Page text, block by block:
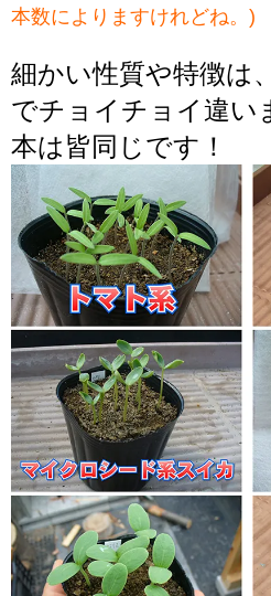
本数によりますけれどね。)
細かい性質や特徴は
でチョイチョイ違い
本は皆同じです！